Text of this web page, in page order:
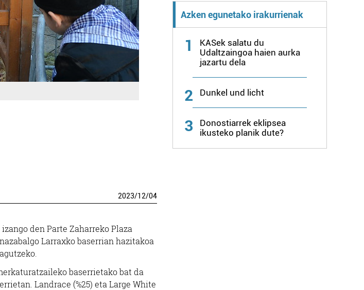
2023/12/04
den Parte Zaharreko Plaza
Larraxko baserrian hazitakoa
baserrietako bat da
Landrace (%25) eta Large White
Azken egunetako irakurrienak
1
KASek salatu du
Udaltzaingoa haien aurka
jazartu dela
2 Dunkel und licht
3
Donostiarrek eklipsea
ikusteko planik dute?